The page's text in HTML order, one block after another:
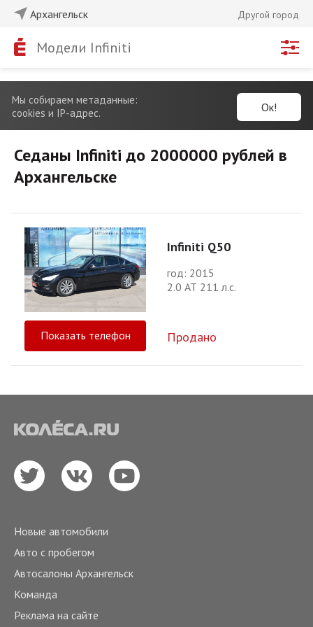
Архангельск Другой город
Модели Infiniti
Мы собираем метаданные:
cookies и IP-адрес.
Ок!
Седаны Infiniti до 2000000 рублей в
Архангельске
Infiniti Q50
год: 2015
2.0 АТ 211 л.с.
Показать телефон Продано
Новые автомобили
Авто с пробегом
Автосалоны Архангельск
Команда
Реклама на сайте